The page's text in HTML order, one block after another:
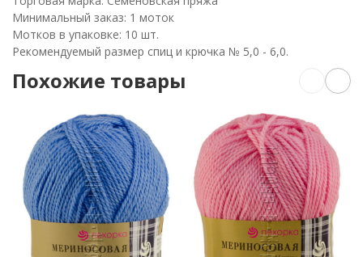
Минимальный заказ: 1 моток
Мотков в упаковке: 10 шт.
Рекомендуемый размер спиц и крючка № 5,0 - 6,0.
Похожие товары